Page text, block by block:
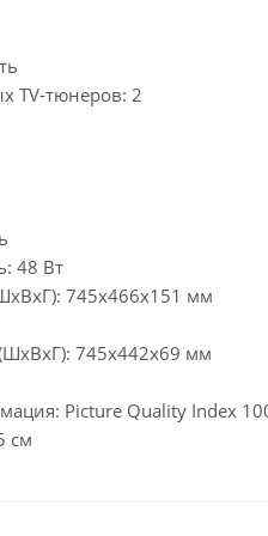
TV-тюнеров: 2
48 Вт
745x466x151 мм
745x442x69 мм
Picture Quality Index
см